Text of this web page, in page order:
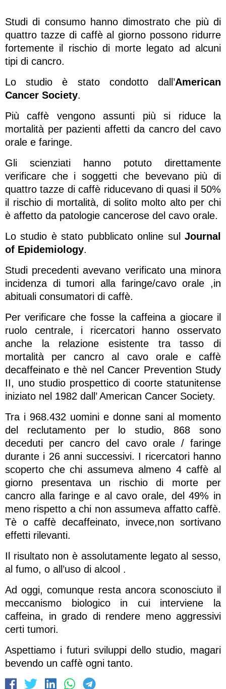
Studi di consumo hanno dimostrato che più di
quattro tazze di caffè al giorno possono ridurre
fortemente il rischio di morte legato ad alcuni
tipi di cancro.
Lo studio è stato condotto dall’American
Cancer Society.
Più caffè vengono assunti più si riduce la
mortalità per pazienti affetti da cancro del cavo
orale e faringe.
Gli scienziati hanno potuto direttamente
verificare che i soggetti che bevevano più di
quattro tazze di caffè riducevano di quasi il 50%
il rischio di mortalità, di solito molto alto per chi
è affetto da patologie cancerose del cavo orale.
Lo studio è stato pubblicato online sul Journal
of Epidemiology.
Studi precedenti avevano verificato una minora
incidenza di tumori alla faringe/cavo orale ,in
abituali consumatori di caffè.
Per verificare che fosse la caffeina a giocare il
ruolo centrale, i ricercatori hanno osservato
anche la relazione esistente tra tasso di
mortalità per cancro al cavo orale e caffè
decaffeinato e thè nel Cancer Prevention Study
II, uno studio prospettico di coorte statunitense
iniziato nel 1982 dall’ American Cancer Society.
Tra i 968.432 uomini e donne sani al momento
del reclutamento per lo studio, 868 sono
deceduti per cancro del cavo orale / faringe
durante i 26 anni successivi. I ricercatori hanno
scoperto che chi assumeva almeno 4 caffè al
giorno presentava un rischio di morte per
cancro alla faringe e al cavo orale, del 49% in
meno rispetto a chi non assumeva affatto caffè.
Tè o caffè decaffeinato, invece,non sortivano
effetti rilevanti.
Il risultato non è assolutamente legato al sesso,
al fumo, o all’uso di alcool .
Ad oggi, comunque resta ancora sconosciuto il
meccanismo biologico in cui interviene la
caffeina, in grado di rendere meno aggressivi
certi tumori.
Aspettiamo i futuri sviluppi dello studio, magari
bevendo un caffè ogni tanto.